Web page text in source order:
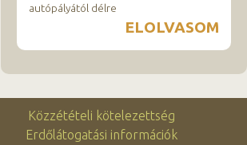
autópályától délre
ELOLVASOM
Közzétételi kötelezettség
Erdőlátogatási információk